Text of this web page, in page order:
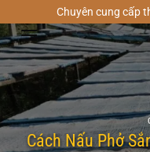
đến
nội
dung
Chuyên cung cấp
Cách Nấu Phở